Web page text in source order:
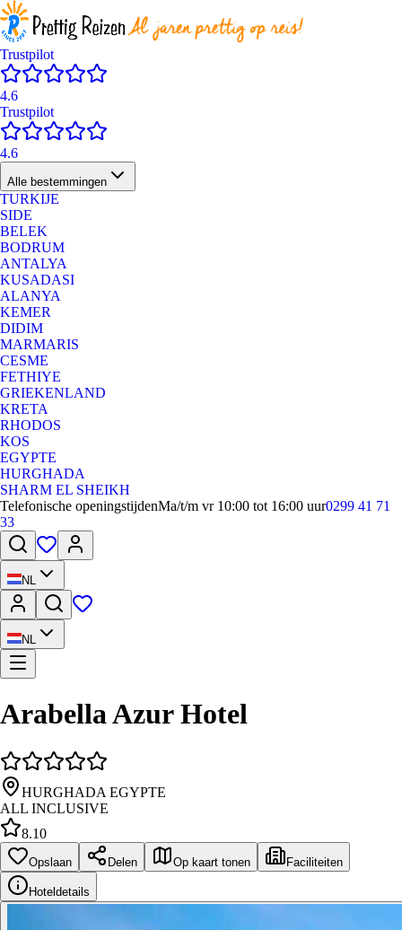
Trustpilot
4.6
Trustpilot
4.6
Alle bestemmingen
TURKIJE
SIDE
BELEK
BODRUM
ANTALYA
KUSADASI
ALANYA
KEMER
DIDIM
MARMARIS
CESME
FETHIYE
GRIEKENLAND
KRETA
RHODOS
KOS
EGYPTE
HURGHADA
SHARM EL SHEIKH
Telefonische openingstijdenMa/t/m vr 10:00 tot 16:00 uur0299 41 71
33
NL
NL
Arabella Azur Hotel
HURGHADA EGYPTE
ALL INCLUSIVE
8.10
Opslaan Delen Op kaart tonen Faciliteiten
Hoteldetails